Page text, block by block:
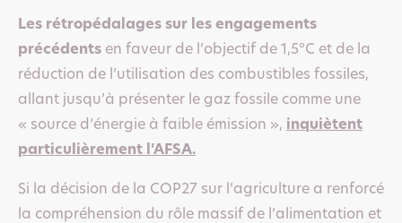
Les rétropédalages sur les engagements
précédents en faveur de l’objectif de 1,5°C et de la
réduction de l’utilisation des combustibles fossiles,
allant jusqu’à présenter le gaz fossile comme une
« source d’énergie à faible émission », inquiètent
particulièrement l’AFSA.
Si la décision de la COP27 sur l’agriculture a renforcé
la compréhension du rôle massif de l’alimentation et